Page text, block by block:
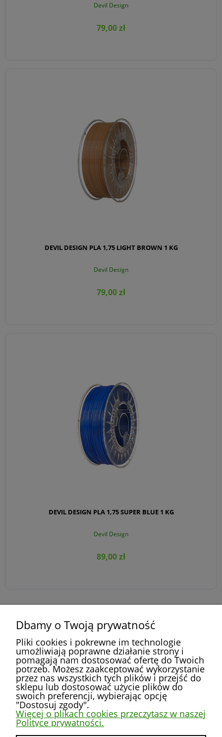
Devil Design
79,00 zł
DEVIL DESIGN PLA 1,75 LIGHT BROWN 1 KG
Devil Design
79,00 zł
DEVIL DESIGN PLA 1,75 SUPER BLUE 1 KG
Devil Design
89,00 zł
DO KOSZYKA
1 3 4
POMOC
MOJE KONTO
Dbamy o Twoją prywatność
Pliki cookies i pokrewne im technologie
umożliwiają poprawne działanie strony i
pomagają nam dostosować ofertę do Twoich
potrzeb. Możesz zaakceptować wykorzystanie
przez nas wszystkich tych plików i przejść do
sklepu lub dostosować użycie plików do
swoich preferencji, wybierając opcję
"Dostosuj zgody".
Więcej o plikach cookies przeczytasz w naszej
Polityce prywatności.